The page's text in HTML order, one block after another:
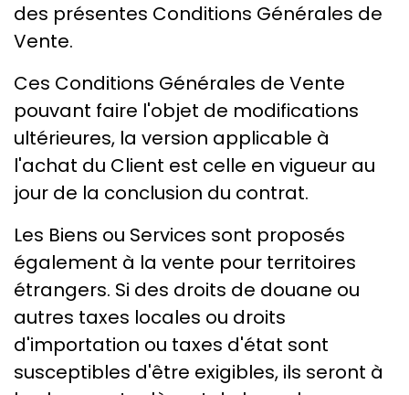
des présentes Conditions Générales de
Vente.
Ces Conditions Générales de Vente
pouvant faire l'objet de modifications
ultérieures, la version applicable à
l'achat du Client est celle en vigueur au
jour de la conclusion du contrat.
Les Biens ou Services sont proposés
également à la vente pour territoires
étrangers. Si des droits de douane ou
autres taxes locales ou droits
d'importation ou taxes d'état sont
susceptibles d'être exigibles, ils seront à